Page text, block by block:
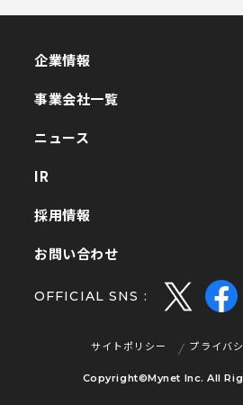
企業情報
事業会社一覧
ニュース
IR
採用情報
お問い合わせ
OFFICIAL SNS :
サイトポリシー
プライバ
Copyright©Mynet Inc. All